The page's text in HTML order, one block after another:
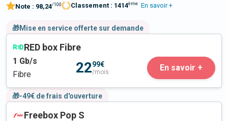
Note : 98,24/100 Classement : 1414ème En savoir +
🎁Mise en service offerte sur demande
RED box Fibre
1 Gb/s
Fibre
2299€
/mois En savoir +
🎁-49€ de frais d'ouverture
Freebox Pop S